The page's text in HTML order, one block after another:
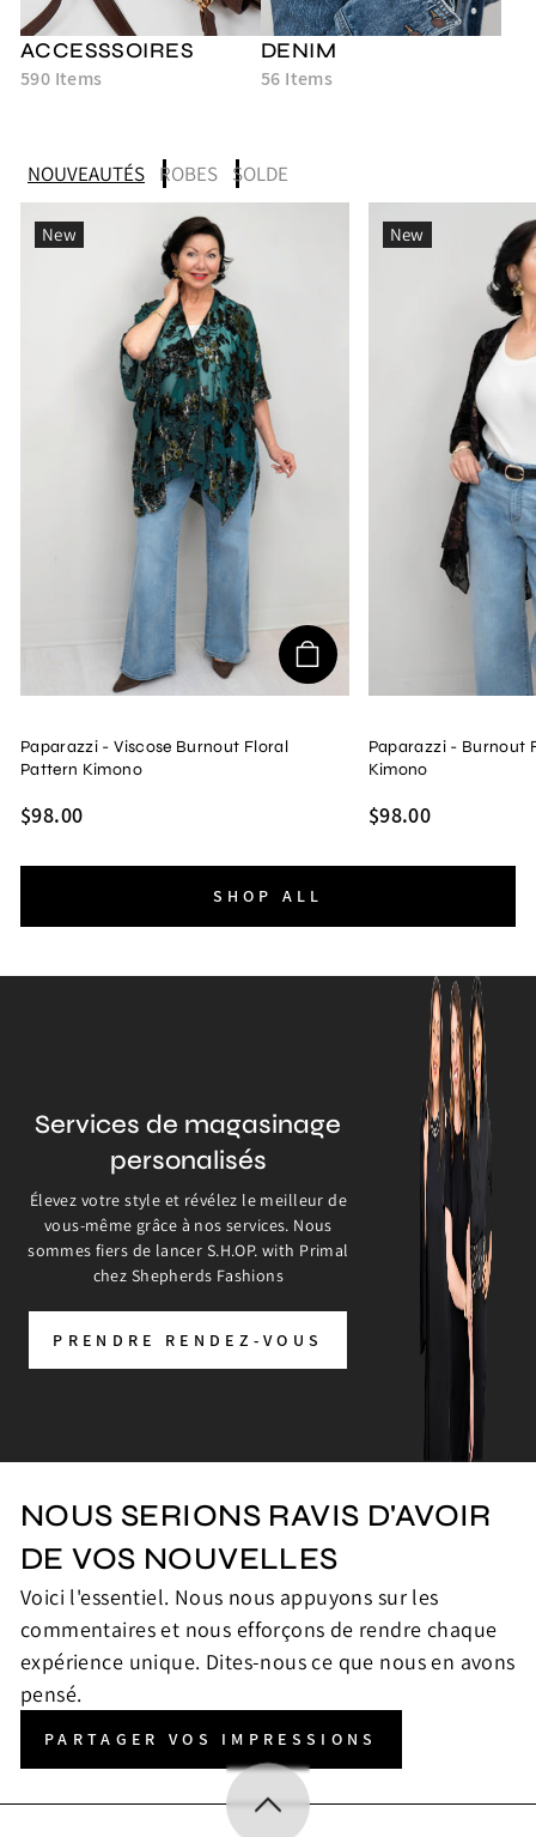
ACCESSSOIRES
590 Items
DENIM
56 Items
NOUVEAUTÉS ROBES SOLDE
New
Paparazzi - Viscose Burnout Floral
Pattern Kimono
$98.00
New
Paparazzi - Burnout
Kimono
$98.00
SHOP ALL
Services de magasinage
personalisés
Élevez votre style et révélez le meilleur de
vous-même grâce à nos services. Nous
sommes fiers de lancer S.H.OP. with Primal
chez Shepherds Fashions
PRENDRE RENDEZ-VOUS
NOUS SERIONS RAVIS D'AVOIR
DE VOS NOUVELLES
Voici l'essentiel. Nous nous appuyons sur les
commentaires et nous efforçons de rendre chaque
expérience unique. Dites-nous ce que nous en avons
pensé.
PARTAGER VOS IMPRESSIONS